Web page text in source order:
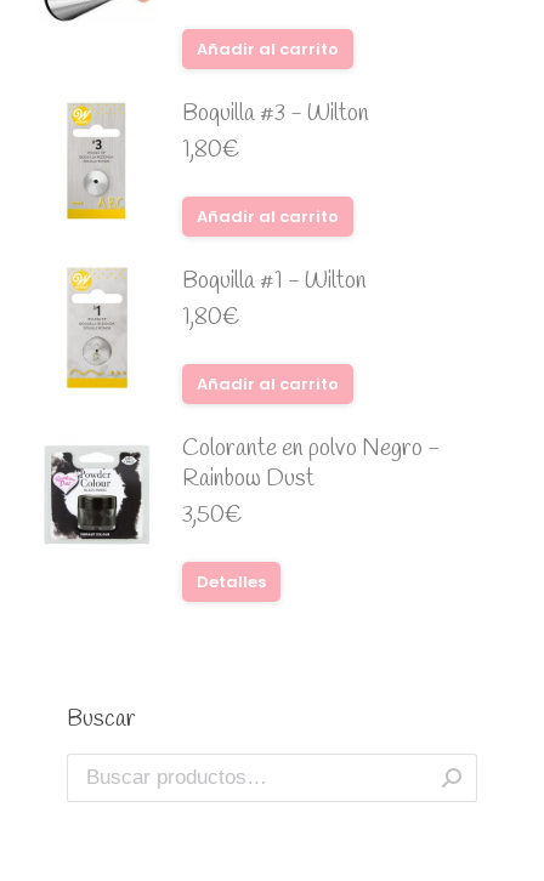
Añadir al carrito
Boquilla #3 - Wilton
1,80€
Añadir al carrito
Boquilla #1 - Wilton
1,80€
Añadir al carrito
Colorante en polvo Negro -
Rainbow Dust
3,50€
Detalles
Buscar